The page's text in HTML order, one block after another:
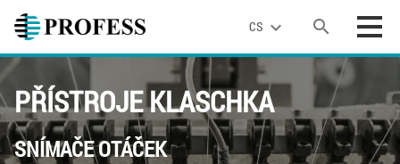
CS expand_more search
PŘÍSTROJE KLASCHKA
SNÍMAČE OTÁČEK